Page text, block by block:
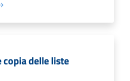
copia delle liste